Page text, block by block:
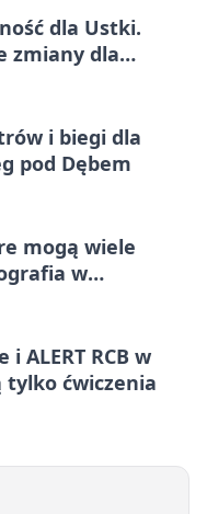
dla Ustki.
zmiany dla
i biegi dla
pod Dębem
mogą wiele
w
ALERT RCB w
tylko ćwiczenia